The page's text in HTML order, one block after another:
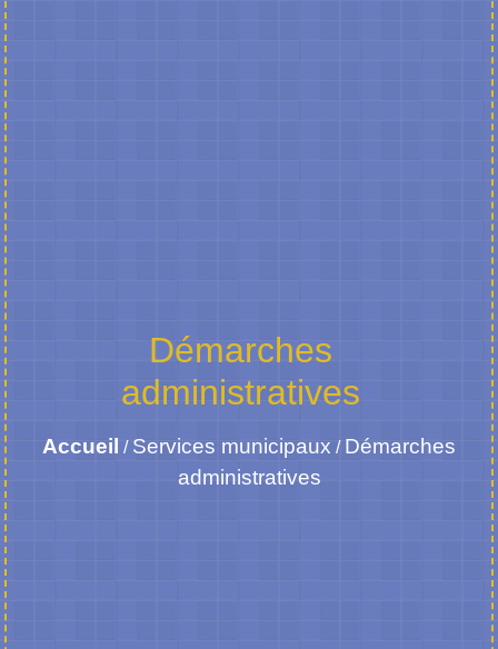
Démarches
administratives
Accueil / Services municipaux / Démarches
administratives